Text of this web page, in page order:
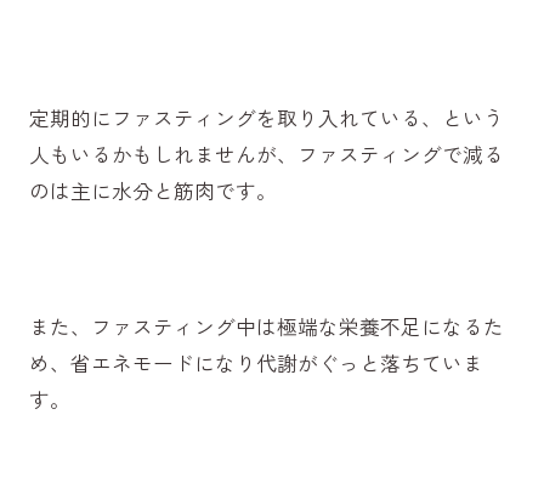
定期的にファスティングを取り入れている、という
人もいるかもしれませんが、ファスティングで減る
のは主に水分と筋肉です。
また、ファスティング中は極端な栄養不足になるた
め、省エネモードになり代謝がぐっと落ちていま
す。